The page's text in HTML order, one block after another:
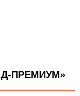
ПРЕМИУМ»